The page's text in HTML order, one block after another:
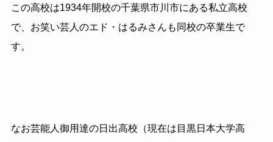
この高校は1934年開校の千葉県市川市にある私立高校
で、お笑い芸人のエド・はるみさんも同校の卒業生で
す。
なお芸能人御用達の日出高校（現在は目黒日本大学高